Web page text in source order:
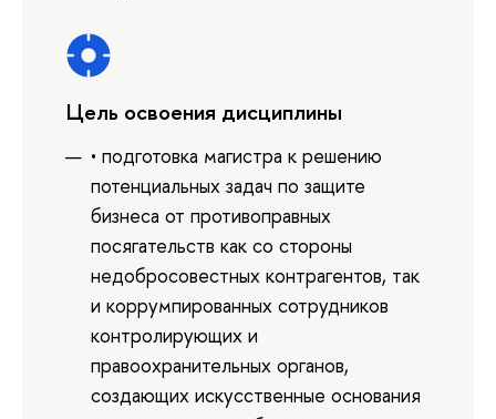
Цель освоения дисциплины
• подготовка магистра к решению
потенциальных задач по защите
бизнеса от противоправных
посягательств как со стороны
недобросовестных контрагентов, так
и коррумпированных сотрудников
контролирующих и
правоохранительных органов,
создающих искусственные основания